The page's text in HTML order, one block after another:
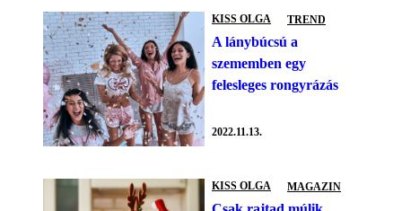
KISS OLGA TREND
A lánybúcsú a
szememben egy
felesleges rongyrázás
2022.11.13.
KISS OLGA MAGAZIN